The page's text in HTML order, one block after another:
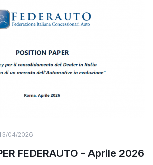
04/2026
FEDERAUTO - Aprile 2026